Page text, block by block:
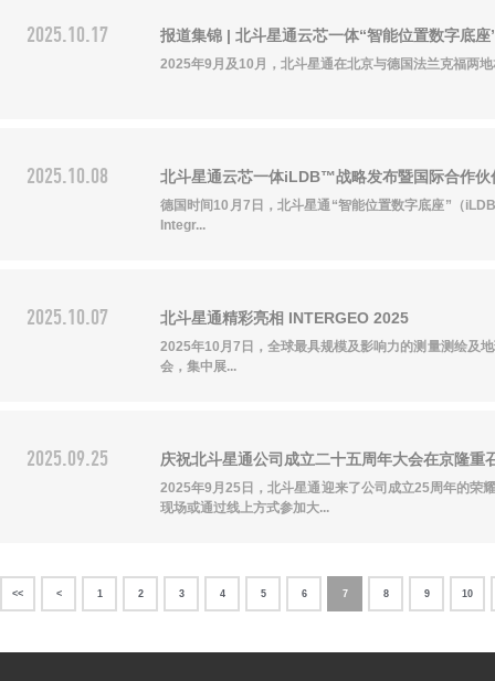
关注北斗星通
2025.10.17 报道集锦 | 北斗星通云芯一体“智能位置数字底
2025年9月及10月，北斗星通在北京与德国法兰克福两
2025.10.08 北斗星通云芯一体iLDB™战略发布暨国际合作伙
德国时间10月7日，北斗星通“智能位置数字底座”（
Integr...
2025.10.07 北斗星通精彩亮相 INTERGEO 2025
2025年10月7日，全球最具规模及影响力的测量测绘及
会，集中展...
2025.09.25 庆祝北斗星通公司成立二十五周年大会在京隆重
2025年9月25日，北斗星通迎来了公司成立25周年的荣
现场或通过线上方式参加大...
<< < 1 2 3 4 5 6 7 8 9 10